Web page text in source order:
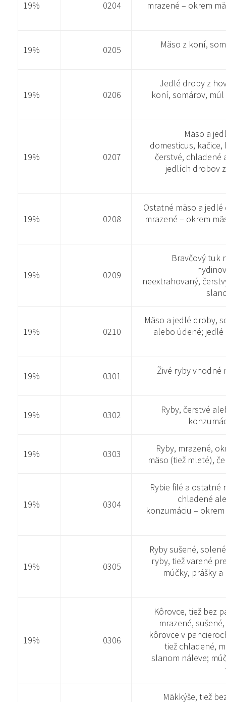
19% 0204
mrazené – okrem
19% 0205 Mäso z koní,
19% 0206
Jedlé droby z
koní, somárov,
19% 0207
Mäso a
domesticus,
čerstvé, chladené
jedlích drobov
19% 0208
Ostatné mäso a
mrazené – okrem
19% 0209
Bravčový tuk
neextrahovaný,
19% 0210
Mäso a jedlé droby,
alebo údené; jedlé
19% 0301 Živé ryby vhodné
19% 0302
Ryby, čerstvé
19% 0303
Ryby, mrazené,
mäso (tiež mleté),
19% 0304
Rybie filé a ostatné
chladené
konzumáciu –
19% 0305
Ryby sušené,
ryby, tiež varené
múčky, prášky
19% 0306
Kôrovce, tiež bez
mrazené,
kôrovce v
tiež chladené,
slanom náleve;
Mäkkýše, tiež